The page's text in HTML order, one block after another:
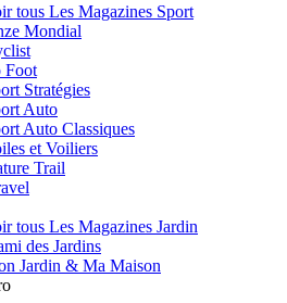
tous Les Magazines Sport
Mondial
Foot
Stratégies
Auto
Auto Classiques
et Voiliers
Trail
tous Les Magazines Jardin
des Jardins
Jardin & Ma Maison